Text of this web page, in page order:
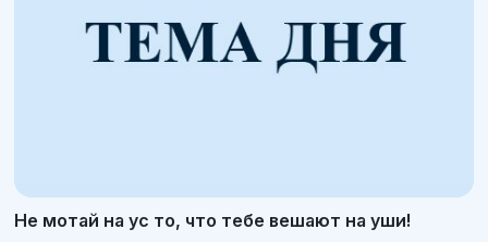
Не мотай на ус то, что тебе вешают на уши!